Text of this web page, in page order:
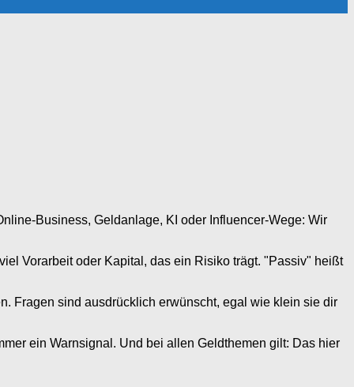
Business, Geldanlage, KI oder Influencer-Wege: Wir
Vorarbeit oder Kapital, das ein Risiko trägt. "Passiv" heißt
Fragen sind ausdrücklich erwünscht, egal wie klein sie dir
ein Warnsignal. Und bei allen Geldthemen gilt: Das hier